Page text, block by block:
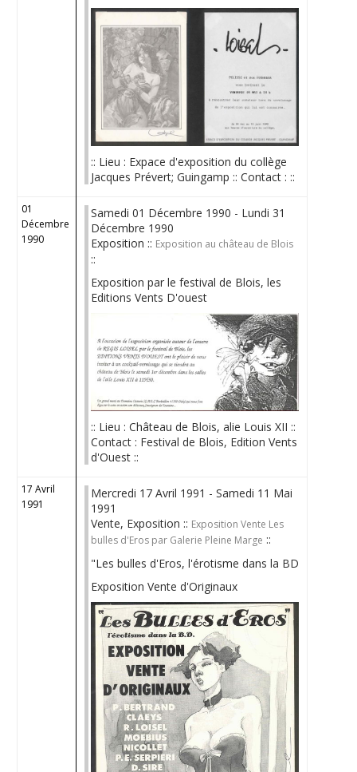
:: Lieu : Expace d'exposition du collège
Jacques Prévert; Guingamp :: Contact : ::
01
Décembre
1990
Samedi 01 Décembre 1990 - Lundi 31
Décembre 1990
Exposition :: Exposition au château de Blois
::
Exposition par le festival de Blois, les
Editions Vents D'ouest
:: Lieu : Château de Blois, alie Louis XII ::
Contact : Festival de Blois, Edition Vents
d'Ouest ::
17 Avril
1991
Mercredi 17 Avril 1991 - Samedi 11 Mai
1991
Vente, Exposition :: Exposition Vente Les
bulles d'Eros par Galerie Pleine Marge ::
"Les bulles d'Eros, l'érotisme dans la BD
Exposition Vente d'Originaux